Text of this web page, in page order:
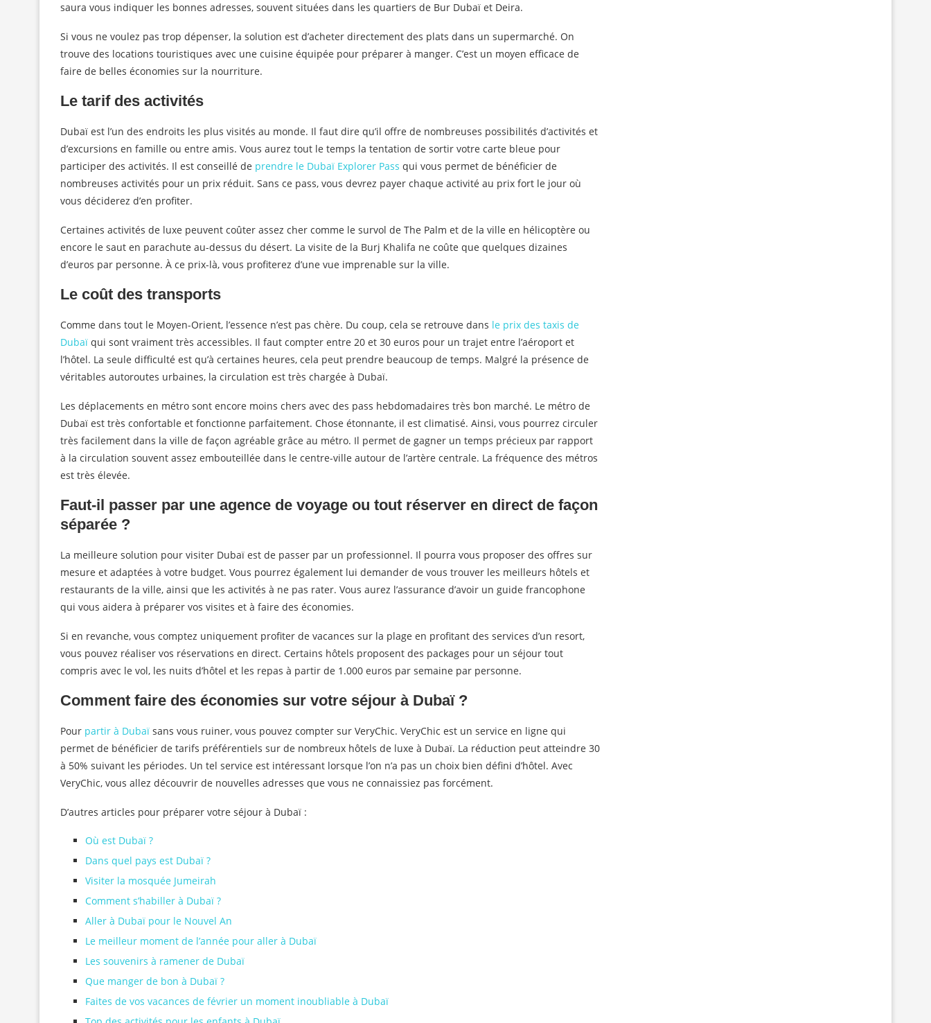
saura vous indiquer les bonnes adresses, souvent situées dans les quartiers de Bur Dubaï et Deira.
Si vous ne voulez pas trop dépenser, la solution est d’acheter directement des plats dans un supermarché. On
trouve des locations touristiques avec une cuisine équipée pour préparer à manger. C’est un moyen efficace de
faire de belles économies sur la nourriture.
Le tarif des activités
Dubaï est l’un des endroits les plus visités au monde. Il faut dire qu’il offre de nombreuses possibilités d’activités et
d’excursions en famille ou entre amis. Vous aurez tout le temps la tentation de sortir votre carte bleue pour
participer des activités. Il est conseillé de prendre le Dubaï Explorer Pass qui vous permet de bénéficier de
nombreuses activités pour un prix réduit. Sans ce pass, vous devrez payer chaque activité au prix fort le jour où
vous déciderez d’en profiter.
Certaines activités de luxe peuvent coûter assez cher comme le survol de The Palm et de la ville en hélicoptère ou
encore le saut en parachute au-dessus du désert. La visite de la Burj Khalifa ne coûte que quelques dizaines
d’euros par personne. À ce prix-là, vous profiterez d’une vue imprenable sur la ville.
Le coût des transports
Comme dans tout le Moyen-Orient, l’essence n’est pas chère. Du coup, cela se retrouve dans le prix des taxis de
Dubaï qui sont vraiment très accessibles. Il faut compter entre 20 et 30 euros pour un trajet entre l’aéroport et
l’hôtel. La seule difficulté est qu’à certaines heures, cela peut prendre beaucoup de temps. Malgré la présence de
véritables autoroutes urbaines, la circulation est très chargée à Dubaï.
Les déplacements en métro sont encore moins chers avec des pass hebdomadaires très bon marché. Le métro de
Dubaï est très confortable et fonctionne parfaitement. Chose étonnante, il est climatisé. Ainsi, vous pourrez circuler
très facilement dans la ville de façon agréable grâce au métro. Il permet de gagner un temps précieux par rapport
à la circulation souvent assez embouteillée dans le centre-ville autour de l’artère centrale. La fréquence des métros
est très élevée.
Faut-il passer par une agence de voyage ou tout réserver en direct de façon
séparée ?
La meilleure solution pour visiter Dubaï est de passer par un professionnel. Il pourra vous proposer des offres sur
mesure et adaptées à votre budget. Vous pourrez également lui demander de vous trouver les meilleurs hôtels et
restaurants de la ville, ainsi que les activités à ne pas rater. Vous aurez l’assurance d’avoir un guide francophone
qui vous aidera à préparer vos visites et à faire des économies.
Si en revanche, vous comptez uniquement profiter de vacances sur la plage en profitant des services d’un resort,
vous pouvez réaliser vos réservations en direct. Certains hôtels proposent des packages pour un séjour tout
compris avec le vol, les nuits d’hôtel et les repas à partir de 1.000 euros par semaine par personne.
Comment faire des économies sur votre séjour à Dubaï ?
Pour partir à Dubaï sans vous ruiner, vous pouvez compter sur VeryChic. VeryChic est un service en ligne qui
permet de bénéficier de tarifs préférentiels sur de nombreux hôtels de luxe à Dubaï. La réduction peut atteindre 30
à 50% suivant les périodes. Un tel service est intéressant lorsque l’on n’a pas un choix bien défini d’hôtel. Avec
VeryChic, vous allez découvrir de nouvelles adresses que vous ne connaissiez pas forcément.
D’autres articles pour préparer votre séjour à Dubaï :
Où est Dubaï ?
Dans quel pays est Dubaï ?
Visiter la mosquée Jumeirah
Comment s’habiller à Dubaï ?
Aller à Dubaï pour le Nouvel An
Le meilleur moment de l’année pour aller à Dubaï
Les souvenirs à ramener de Dubaï
Que manger de bon à Dubaï ?
Faites de vos vacances de février un moment inoubliable à Dubaï